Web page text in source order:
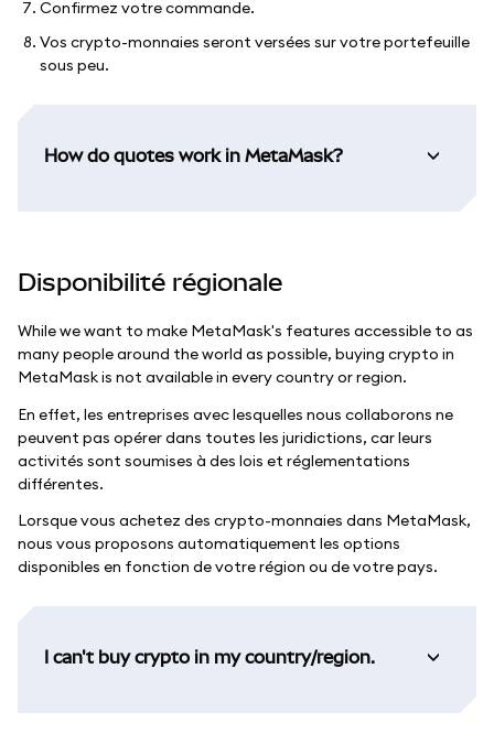
Confirmez votre commande.
Vos crypto-monnaies seront versées sur votre portefeuille
sous peu.
How do quotes work in MetaMask?
Disponibilité régionale
While we want to make MetaMask's features accessible to as
many people around the world as possible, buying crypto in
MetaMask is not available in every country or region.
En effet, les entreprises avec lesquelles nous collaborons ne
peuvent pas opérer dans toutes les juridictions, car leurs
activités sont soumises à des lois et réglementations
différentes.
Lorsque vous achetez des crypto-monnaies dans MetaMask,
nous vous proposons automatiquement les options
disponibles en fonction de votre région ou de votre pays.
I can't buy crypto in my country/region.